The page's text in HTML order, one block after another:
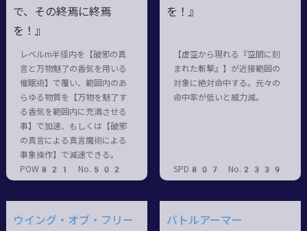
で、その終焉に終焉
を！』
レベルm半径内を【破邪の真
言と万物魅了の香気を用いる
催眠術】で覆い、範囲内のあ
らゆる物質を【万物を魅了す
る香気を範囲内に充満させる
事】で加速、もしくは【破邪
の真言による真言魔術による
事象操作】で減速できる。
POW821 No.502
を！』
【虚空から現れる『空間に刻
まれた斬撃』】が近接範囲の
対象に絶対命中する。元々の
命中率が低いと威力減。
SPD807 No.2339
ウイング・オブ・フリー
バトルアーマー